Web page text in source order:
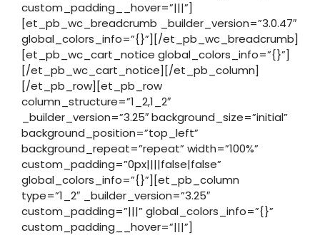
custom_padding__hover=”|||”]
[et_pb_wc_breadcrumb _builder_version=”3.0.47″
global_colors_info=”{}”][/et_pb_wc_breadcrumb]
[et_pb_wc_cart_notice global_colors_info=”{}”]
[/et_pb_wc_cart_notice][/et_pb_column]
[/et_pb_row][et_pb_row
column_structure=”1_2,1_2″
_builder_version=”3.25″ background_size=”initial”
background_position=”top_left”
background_repeat=”repeat” width=”100%”
custom_padding=”0px||||false|false”
global_colors_info=”{}”][et_pb_column
type=”1_2″ _builder_version=”3.25″
custom_padding=”|||” global_colors_info=”{}”
custom_padding__hover=”|||”]